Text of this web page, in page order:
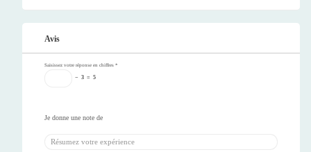
Avis
Saisissez votre réponse en chiffres *
− 3 = 5